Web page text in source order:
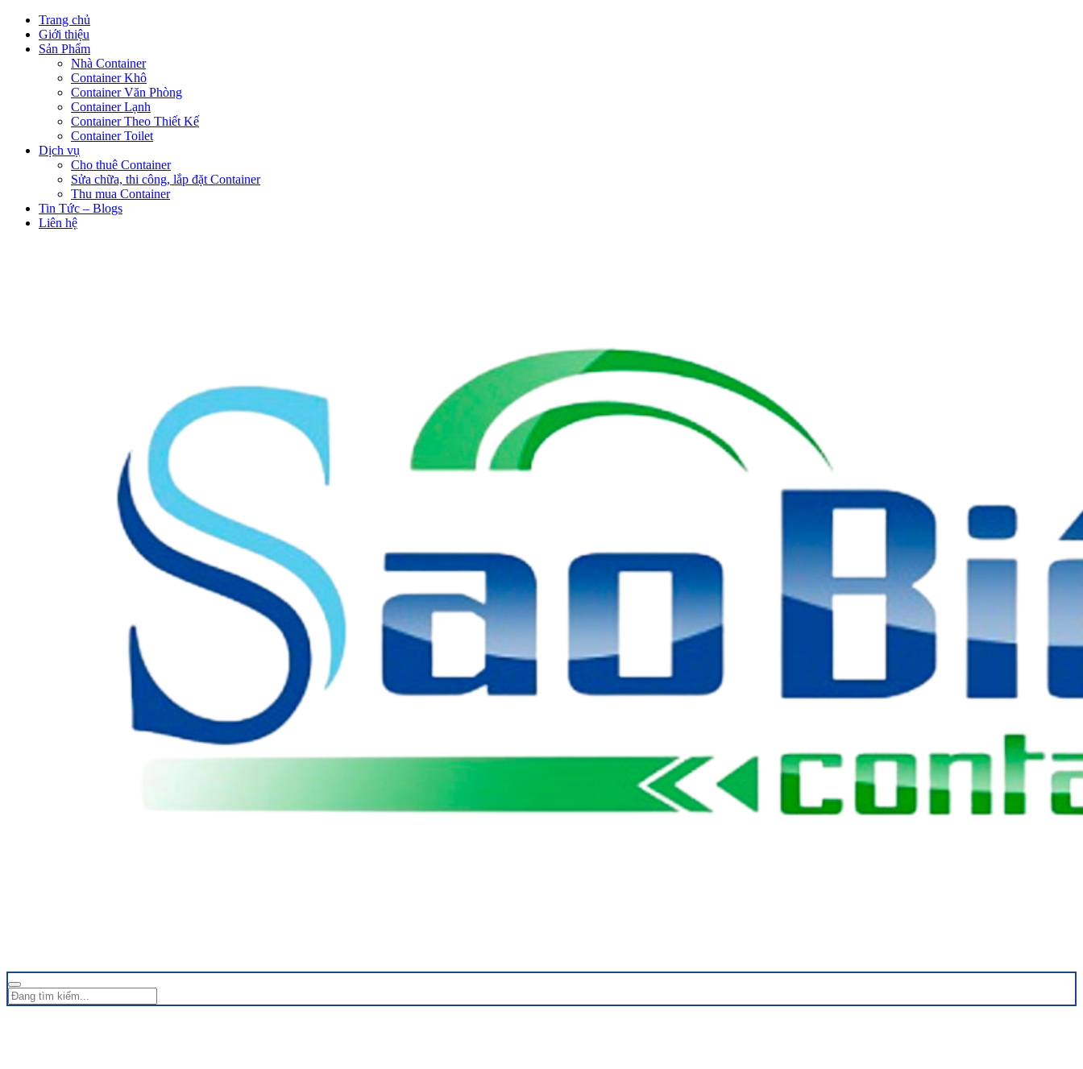
Trang chủ
Giới thiệu
Sản Phẩm
Nhà Container
Container Khô
Container Văn Phòng
Container Lạnh
Container Theo Thiết Kế
Container Toilet
Dịch vụ
Cho thuê Container
Sửa chữa, thi công, lắp đặt Container
Thu mua Container
Tin Tức – Blogs
Liên hệ